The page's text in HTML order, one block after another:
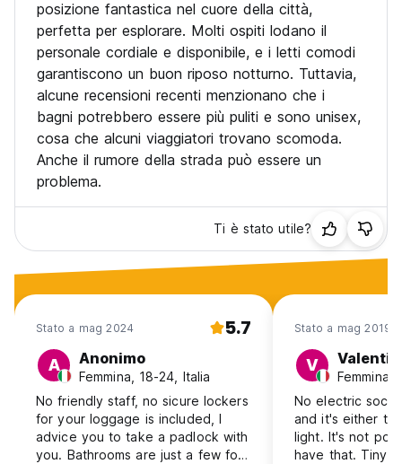
posizione fantastica nel cuore della città,
perfetta per esplorare. Molti ospiti lodano il
personale cordiale e disponibile, e i letti comodi
garantiscono un buon riposo notturno. Tuttavia,
alcune recensioni recenti menzionano che i
bagni potrebbero essere più puliti e sono unisex,
cosa che alcuni viaggiatori trovano scomoda.
Anche il rumore della strada può essere un
problema.
Ti è stato utile?
Stato a mag 2024 5.7
A Anonimo
Femmina, 18-24, Italia
No friendly staff, no sicure lockers
for your loggage is included, I
advice you to take a padlock with
you. Bathrooms are just a few for
Stato a mag 2019
V
Femmina,
No electric
and it's either
light. It's not
have that. Tiny